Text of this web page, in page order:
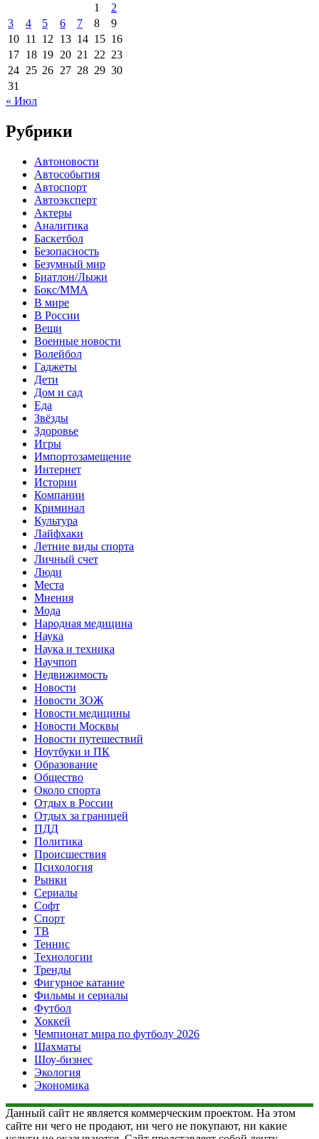
1
2
3
4 5 6 7 8
9
10 11 12 13 14 15 16
17 18 19 20 21 22 23
24 25 26 27 28 29 30
31
« Июл
Рубрики
Автоновости
Автособытия
Автоспорт
Автоэксперт
Актеры
Аналитика
Баскетбол
Безопасность
Безумный мир
Биатлон/Лыжи
Бокс/MMA
В мире
В России
Вещи
Военные новости
Волейбол
Гаджеты
Дети
Дом и сад
Еда
Звёзды
Здоровье
Игры
Импортозамещение
Интернет
Истории
Компании
Криминал
Культура
Лайфхаки
Летние виды спорта
Личный счет
Люди
Места
Мнения
Мода
Народная медицина
Наука
Наука и техника
Научпоп
Недвижимость
Новости
Новости ЗОЖ
Новости медицины
Новости Москвы
Новости путешествий
Ноутбуки и ПК
Образование
Общество
Около спорта
Отдых в России
Отдых за границей
ПДД
Политика
Происшествия
Психология
Рынки
Сериалы
Софт
Спорт
ТВ
Теннис
Технологии
Тренды
Фигурное катание
Фильмы и сериалы
Футбол
Хоккей
Чемпионат мира по футболу 2026
Шахматы
Шоу-бизнес
Экология
Экономика
Данный сайт не является коммерческим проектом. На этом
сайте ни чего не продают, ни чего не покупают, ни какие